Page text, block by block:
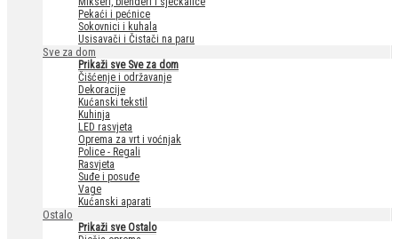
Pekaći i pećnice
Sokovnici i kuhala
Usisavači i Čistači na paru
Sve za dom
Prikaži sve Sve za dom
Čišćenje i održavanje
Dekoracije
Kućanski tekstil
Kuhinja
LED rasvjeta
Oprema za vrt i voćnjak
Police - Regali
Rasvjeta
Suđe i posuđe
Vage
Kućanski aparati
Ostalo
Prikaži sve Ostalo